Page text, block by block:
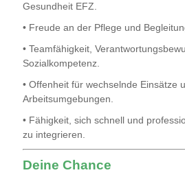
Gesundheit EFZ.
• Freude an der Pflege und
• Teamfähigkeit,
Sozialkompetenz.
• Offenheit für wechselnde Einsätze
Arbeitsumgebungen.
• Fähigkeit, sich schnell und
zu integrieren.
Deine Chance